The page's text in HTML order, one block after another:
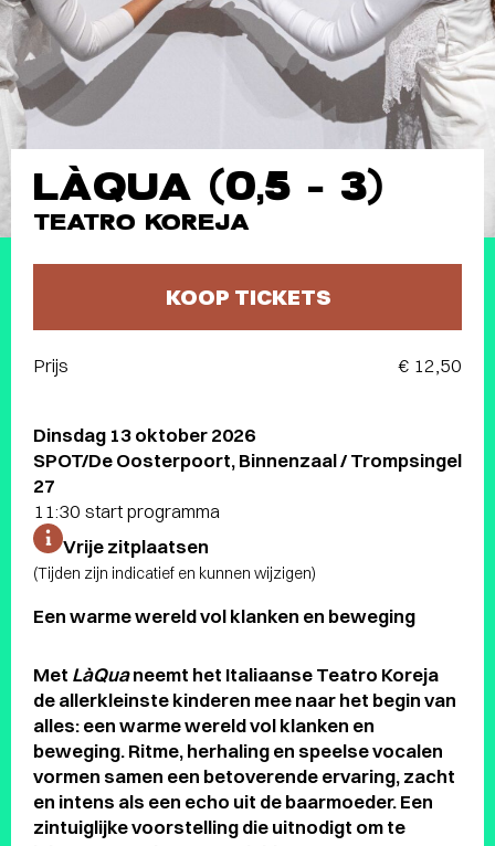
LÀQUA (0,5 – 3)
TEATRO KOREJA
Dinsdag 13 oktober 2026
SPOT/De Oosterpoort, Binnenzaal / Trompsingel
27
11:30 start programma
Vrije zitplaatsen
(Tijden zijn indicatief en kunnen wijzigen)
Een warme wereld vol klanken en beweging
Met LàQuaneemt het Italiaanse Teatro Koreja
de allerkleinste kinderen mee naar het begin van
alles: een warme wereld vol klanken en
beweging. Ritme, herhaling en speelse vocalen
vormen samen een betoverende ervaring, zacht
en intens als een echo uit de baarmoeder. Een
zintuiglijke voorstelling die uitnodigt om te
KOOP TICKETS
Prijs € 12,50